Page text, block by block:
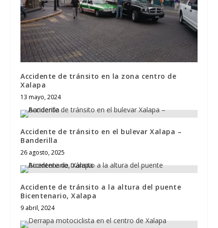
Accidente de tránsito en la zona centro de
Xalapa
13 mayo, 2024
Accidente de tránsito en el bulevar Xalapa –
Banderilla
26 agosto, 2025
Accidente de tránsito a la altura del puente
Bicentenario, Xalapa
9 abril, 2024